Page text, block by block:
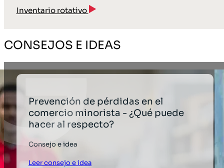
Inventario rotativo
CONSEJOS E IDEAS
Prevención de pérdidas en el
comercio minorista - ¿Qué puede
hacer al respecto?
Consejo e idea
Leer consejo e idea